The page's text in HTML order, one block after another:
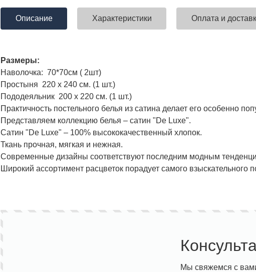
Описание Характеристики Оплата и
Размеры:
Наволочка: 70*70см ( 2шт)
Простыня 220 х 240 см. (1 шт.)
Пододеяльник 200 х 220 см. (1 шт.)
Практичность постельного белья из сатина делает его особенно
Представляем коллекцию белья – сатин "De Luxe".
Сатин "De Luxe" – 100% высококачественный хлопок.
Ткань прочная, мягкая и нежная.
Современные дизайны соответствуют последним модным
Широкий ассортимент расцветок порадует самого взыскательного
Мы свяжемся с